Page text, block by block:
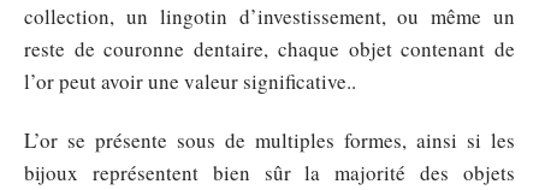
collection, un lingotin d’investissement, ou même un
reste de couronne dentaire, chaque objet contenant de
l’or peut avoir une valeur significative..
L’or se présente sous de multiples formes, ainsi si les
bijoux représentent bien sûr la majorité des objets